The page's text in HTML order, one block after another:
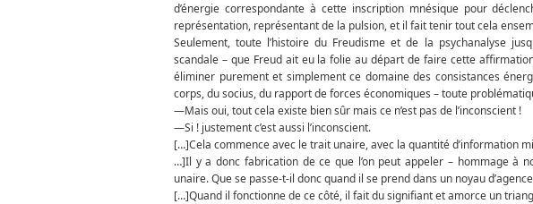
d’énergie correspondante à cette inscription mnésique pour
représentation, représentant de la pulsion, et il fait tenir tout cela
Seulement, toute l’histoire du Freudisme et de la psychanalyse
scandale – que Freud ait eu la folie au départ de faire cette
éliminer purement et simplement ce domaine des consistances
corps, du socius, du rapport de forces économiques – toute
—Mais oui, tout cela existe bien sûr mais ce n’est pas de l’inconscient !
—Si ! justement c’est aussi l’inconscient.
[…]Cela commence avec le trait unaire, avec la quantité d’information
…]Il y a donc fabrication de ce que l’on peut appeler – hommage à
unaire. Que se passe-t-il donc quand il se prend dans un noyau
[…]Quand il fonctionne de ce côté, il fait du signifiant et amorce un